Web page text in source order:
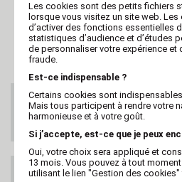
SERVICE
Au 02 47 73
ou par
LIVRAISON
Les cookies sont des petits fichiers
lorsque vous visitez un site web.
d’activer des fonctions essentielles
statistiques d’audience et d’études
de personnaliser votre expérience et
fraude.
Est-ce indispensable ?
Certains cookies sont
Mais tous participent à rendre votre
harmonieuse et à votre goût.
Si j’accepte, est-ce que je peux
Oui, votre choix sera appliqué et
13 mois. Vous pouvez à tout
utilisant le lien "Gestion des